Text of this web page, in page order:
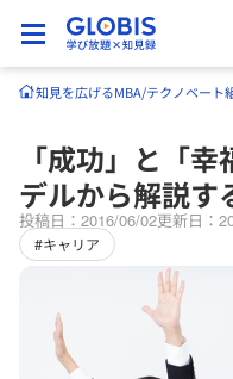
知見を広げるMBA/テクノベート
「成功」と「
デルから解説す
投稿日：2016/06/02更新日：
#キャリア